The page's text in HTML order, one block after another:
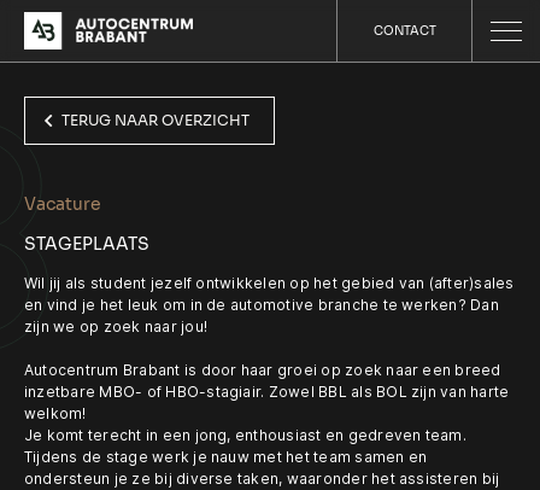
CONTACT
TERUG NAAR OVERZICHT
Vacature
STAGEPLAATS
Wil jij als student jezelf ontwikkelen op het gebied van (after)sales
en vind je het leuk om in de automotive branche te werken? Dan
zijn we op zoek naar jou!
Autocentrum Brabant is door haar groei op zoek naar een breed
inzetbare MBO- of HBO-stagiair. Zowel BBL als BOL zijn van harte
welkom!
Je komt terecht in een jong, enthousiast en gedreven team.
Tijdens de stage werk je nauw met het team samen en
ondersteun je ze bij diverse taken, waaronder het assisteren bij